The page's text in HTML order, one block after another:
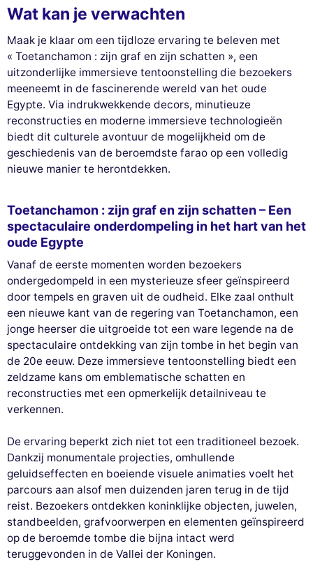
Wat kan je verwachten
Maak je klaar om een tijdloze ervaring te beleven met
« Toetanchamon : zijn graf en zijn schatten », een
uitzonderlijke immersieve tentoonstelling die bezoekers
meeneemt in de fascinerende wereld van het oude
Egypte. Via indrukwekkende decors, minutieuze
reconstructies en moderne immersieve technologieën
biedt dit culturele avontuur de mogelijkheid om de
geschiedenis van de beroemdste farao op een volledig
nieuwe manier te herontdekken.
Toetanchamon : zijn graf en zijn schatten – Een
spectaculaire onderdompeling in het hart van het
oude Egypte
Vanaf de eerste momenten worden bezoekers
ondergedompeld in een mysterieuze sfeer geïnspireerd
door tempels en graven uit de oudheid. Elke zaal onthult
een nieuwe kant van de regering van Toetanchamon, een
jonge heerser die uitgroeide tot een ware legende na de
spectaculaire ontdekking van zijn tombe in het begin van
de 20e eeuw. Deze immersieve tentoonstelling biedt een
zeldzame kans om emblematische schatten en
reconstructies met een opmerkelijk detailniveau te
verkennen.
De ervaring beperkt zich niet tot een traditioneel bezoek.
Dankzij monumentale projecties, omhullende
geluidseffecten en boeiende visuele animaties voelt het
parcours aan alsof men duizenden jaren terug in de tijd
reist. Bezoekers ontdekken koninklijke objecten, juwelen,
standbeelden, grafvoorwerpen en elementen geïnspireerd
op de beroemde tombe die bijna intact werd
teruggevonden in de Vallei der Koningen.